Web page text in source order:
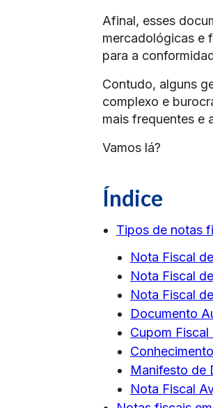
Afinal, esses
mercadológicas e
para a
Contudo, alguns
complexo e
mais frequentes e
Vamos lá?
Índice
Tipos de notas
Nota Fiscal
Nota Fiscal
Nota Fiscal
Documento
Cupom
Manifesto de
Nota Fiscal